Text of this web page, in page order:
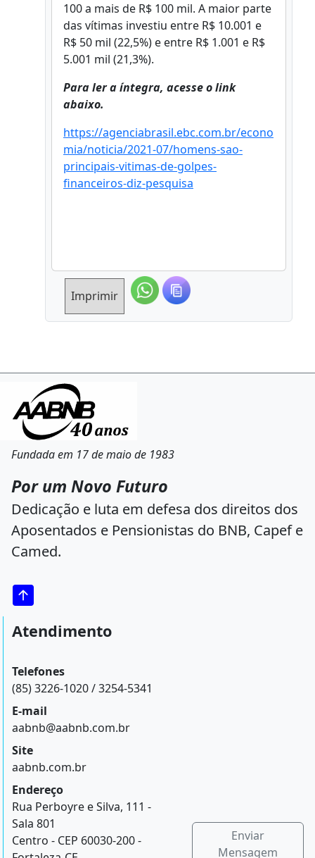
100 a mais de R$ 100 mil. A maior parte
das vítimas investiu entre R$ 10.001 e
R$ 50 mil (22,5%) e entre R$ 1.001 e R$
5.001 mil (21,3%).
Para ler a íntegra, acesse o link
abaixo.
https://agenciabrasil.ebc.com.br/econo
mia/noticia/2021-07/homens-sao-
principais-vitimas-de-golpes-
financeiros-diz-pesquisa
Imprimir
Fundada em 17 de maio de 1983
Por um Novo Futuro
Dedicação e luta em defesa dos direitos dos
Aposentados e Pensionistas do BNB, Capef e
Camed.
Atendimento
Telefones
(85) 3226-1020 / 3254-5341
E-mail
aabnb@aabnb.com.br
Site
aabnb.com.br
Endereço
Rua Perboyre e Silva, 111 -
Sala 801
Centro - CEP 60030-200 -
Enviar
Mensagem